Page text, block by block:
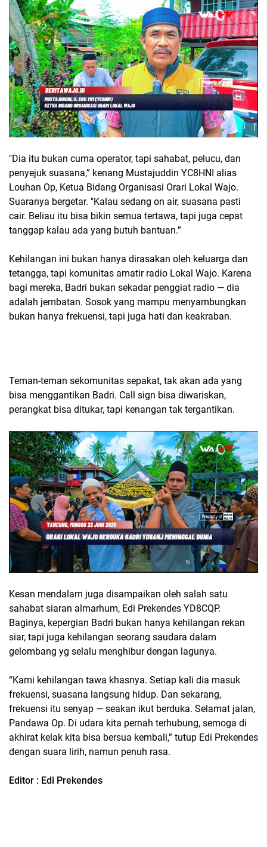
"Dia itu bukan cuma operator, tapi sahabat, pelucu, dan
penyejuk suasana,” kenang Mustajuddin YC8HNI alias
Louhan Op, Ketua Bidang Organisasi Orari Lokal Wajo.
Suaranya bergetar. "Kalau sedang on air, suasana pasti
cair. Beliau itu bisa bikin semua tertawa, tapi juga cepat
tanggap kalau ada yang butuh bantuan.”
Kehilangan ini bukan hanya dirasakan oleh keluarga dan
tetangga, tapi komunitas amatir radio Lokal Wajo. Karena
bagi mereka, Badri bukan sekadar penggiat radio — dia
adalah jembatan. Sosok yang mampu menyambungkan
bukan hanya frekuensi, tapi juga hati dan keakraban.
Teman-teman sekomunitas sepakat, tak akan ada yang
bisa menggantikan Badri. Call sign bisa diwariskan,
perangkat bisa ditukar, tapi kenangan tak tergantikan.
Kesan mendalam juga disampaikan oleh salah satu
sahabat siaran almarhum, Edi Prekendes YD8CQP.
Baginya, kepergian Badri bukan hanya kehilangan rekan
siar, tapi juga kehilangan seorang saudara dalam
gelombang yg selalu menghibur dengan lagunya.
“Kami kehilangan tawa khasnya. Setiap kali dia masuk
frekuensi, suasana langsung hidup. Dan sekarang,
frekuensi itu senyap — seakan ikut berduka. Selamat jalan,
Pandawa Op. Di udara kita pernah terhubung, semoga di
akhirat kelak kita bisa bersua kembali,” tutup Edi Prekendes
dengan suara lirih, namun penuh rasa.
Editor : Edi Prekendes